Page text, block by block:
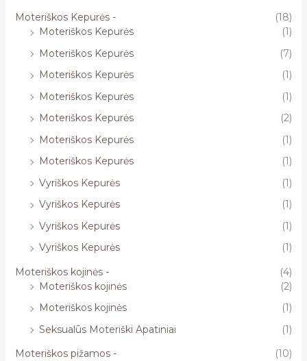
Moteriškos Kepurės -
(18)
Moteriškos Kepurės
(1)
Moteriškos Kepurės
(7)
Moteriškos Kepurės
(1)
Moteriškos Kepurės
(1)
Moteriškos Kepurės
(2)
Moteriškos Kepurės
(1)
Moteriškos Kepurės
(1)
Vyriškos Kepurės
(1)
Vyriškos Kepurės
(1)
Vyriškos Kepurės
(1)
Vyriškos Kepurės
(1)
Moteriškos kojinės -
(4)
Moteriškos kojinės
(2)
Moteriškos kojinės
(1)
Seksualūs Moteriški Apatiniai
(1)
Moteriškos pižamos -
(10)